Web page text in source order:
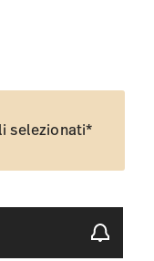
selezionati*